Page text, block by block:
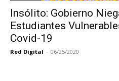
Insólito: Gobierno
Estudiantes
Covid-19
Red Digital - 06/25/2020